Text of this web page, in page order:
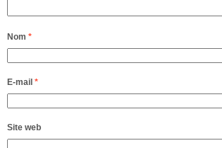
Nom *
E-mail *
Site web